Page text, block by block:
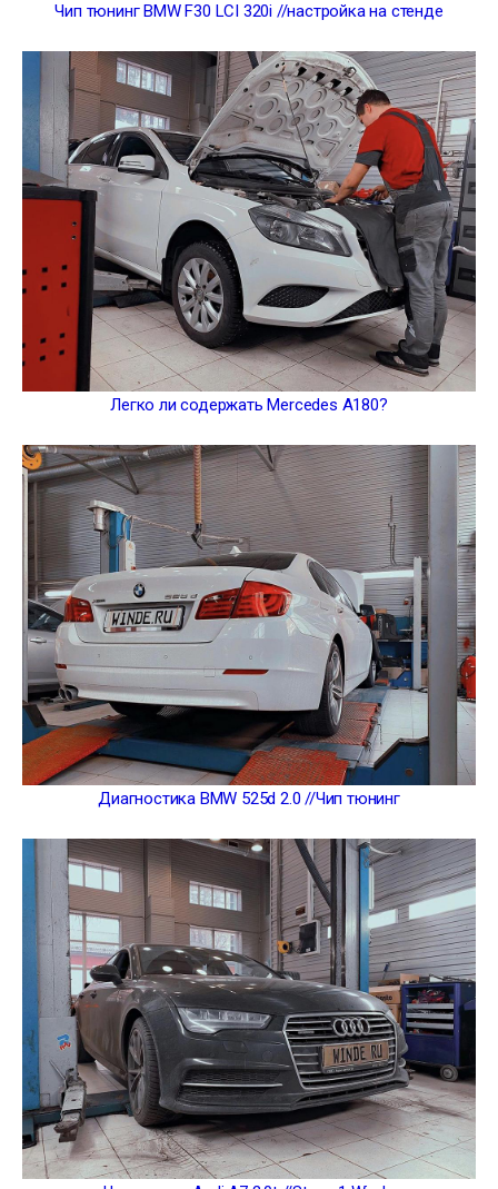
Чип тюнинг BMW F30 LCI 320i //настройка на стенде
Легко ли содержать Mercedes A180?
Диагностика BMW 525d 2.0 //Чип тюнинг